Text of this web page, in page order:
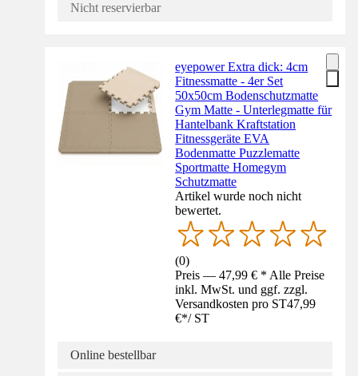
Nicht reservierbar
eyepower Extra dick: 4cm
Fitnessmatte - 4er Set
50x50cm Bodenschutzmatte
Gym Matte - Unterlegmatte für
Hantelbank Kraftstation
Fitnessgeräte EVA
Bodenmatte Puzzlematte
Sportmatte Homegym
Schutzmatte
Artikel wurde noch nicht
bewertet.
(0)
Preis — 47,99 € * Alle Preise
inkl. MwSt. und ggf. zzgl.
Versandkosten pro ST47,99
€*/ ST
Online bestellbar